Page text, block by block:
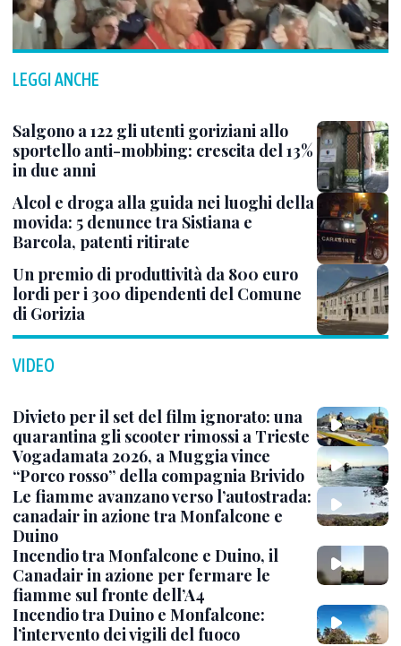
LEGGI ANCHE
Salgono a 122 gli utenti goriziani allo
sportello anti-mobbing: crescita del 13%
in due anni
Alcol e droga alla guida nei luoghi della
movida: 5 denunce tra Sistiana e
Barcola, patenti ritirate
Un premio di produttività da 800 euro
lordi per i 300 dipendenti del Comune
di Gorizia
VIDEO
Divieto per il set del film ignorato: una
quarantina gli scooter rimossi a Trieste
Vogadamata 2026, a Muggia vince
“Porco rosso” della compagnia Brivido
Le fiamme avanzano verso l’autostrada:
canadair in azione tra Monfalcone e
Duino
Incendio tra Monfalcone e Duino, il
Canadair in azione per fermare le
fiamme sul fronte dell’A4
Incendio tra Duino e Monfalcone:
l’intervento dei vigili del fuoco